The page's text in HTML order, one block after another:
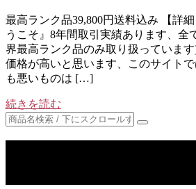
最高ランク品39,800円送料込み 【詳細
うこそ』8年間取引実績あります、全
界最高ランク品のみ取り扱っていま
価格が高いと思います、このサイト
も悪いものは […]
続きを読む